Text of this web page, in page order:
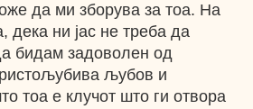
да ми зборува за тоа. На
дека ни јас не треба да
бидам задоволен од
љубов и
тоа е клучот што ги отвора